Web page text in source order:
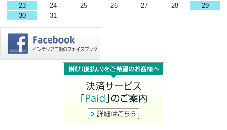
23
24 25 26 27 28
29
30
31